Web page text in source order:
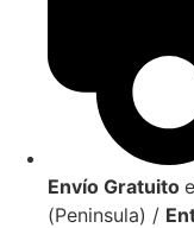
Envío Gratuito
(Peninsula) /